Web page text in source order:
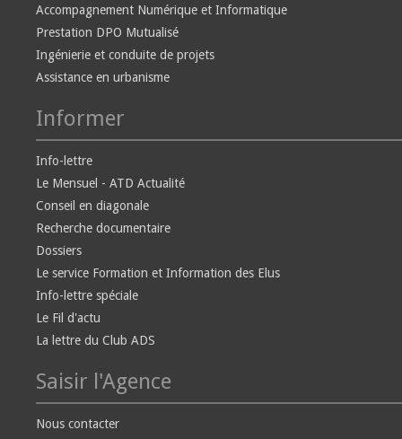
Accompagnement Numérique et Informatique
Prestation DPO Mutualisé
Ingénierie et conduite de projets
Assistance en urbanisme
Informer
Info-lettre
Le Mensuel - ATD Actualité
Conseil en diagonale
Recherche documentaire
Dossiers
Le service Formation et Information des Elus
Info-lettre spéciale
Le Fil d'actu
La lettre du Club ADS
Saisir l'Agence
Nous contacter